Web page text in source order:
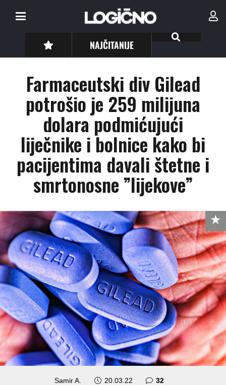
NAJČITANIJE
Farmaceutski div Gilead
potrošio je 259 milijuna
dolara podmićujući
liječnike i bolnice kako bi
pacijentima davali štetne i
smrtonosne ”lijekove”
Samir A. 20.03.22 32komentara